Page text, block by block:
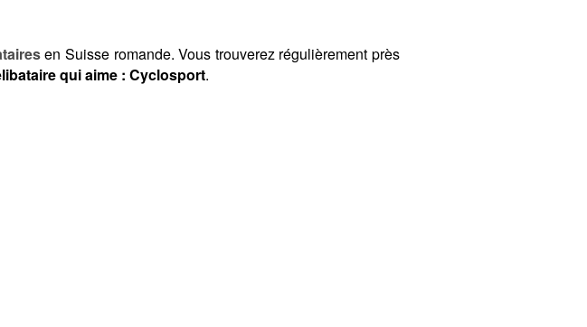
en Suisse romande. Vous trouverez régulièrement près
qui aime : Cyclosport.